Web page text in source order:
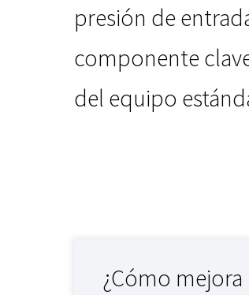
presión de
componente
del equipo
¿Cómo